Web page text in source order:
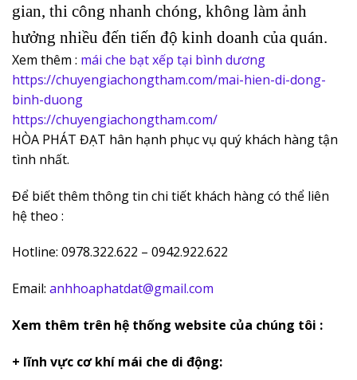
gian, thi công nhanh chóng, không làm ảnh
hưởng nhiều đến tiến độ kinh doanh của quán.
Xem thêm : mái che bạt xếp tại bình dương
https://chuyengiachongtham.com/mai-hien-di-dong-
binh-duong
https://chuyengiachongtham.com/
HÒA PHÁT ĐẠT hân hạnh phục vụ quý khách hàng tận
tình nhất.
Để biết thêm thông tin chi tiết khách hàng có thể liên
hệ theo :
Hotline: 0978.322.622 – 0942.922.622
Email: anhhoaphatdat@gmail.com
Xem thêm trên hệ thống website của chúng tôi :
+ lĩnh vực cơ khí mái che di động: